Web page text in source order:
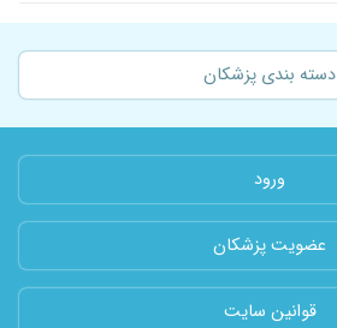
دسته بندی پزشکان
ورود
عضویت پزشکان
قوانین سایت